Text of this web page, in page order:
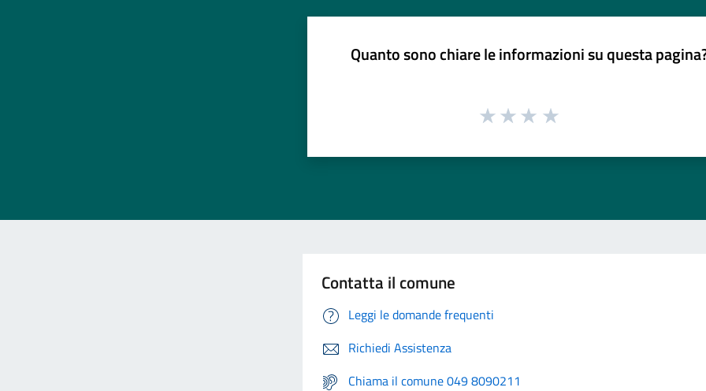
Quanto sono chiare le informazioni su questa
Contatta il comune
Leggi le domande frequenti
Richiedi Assistenza
Chiama il comune 049 8090211